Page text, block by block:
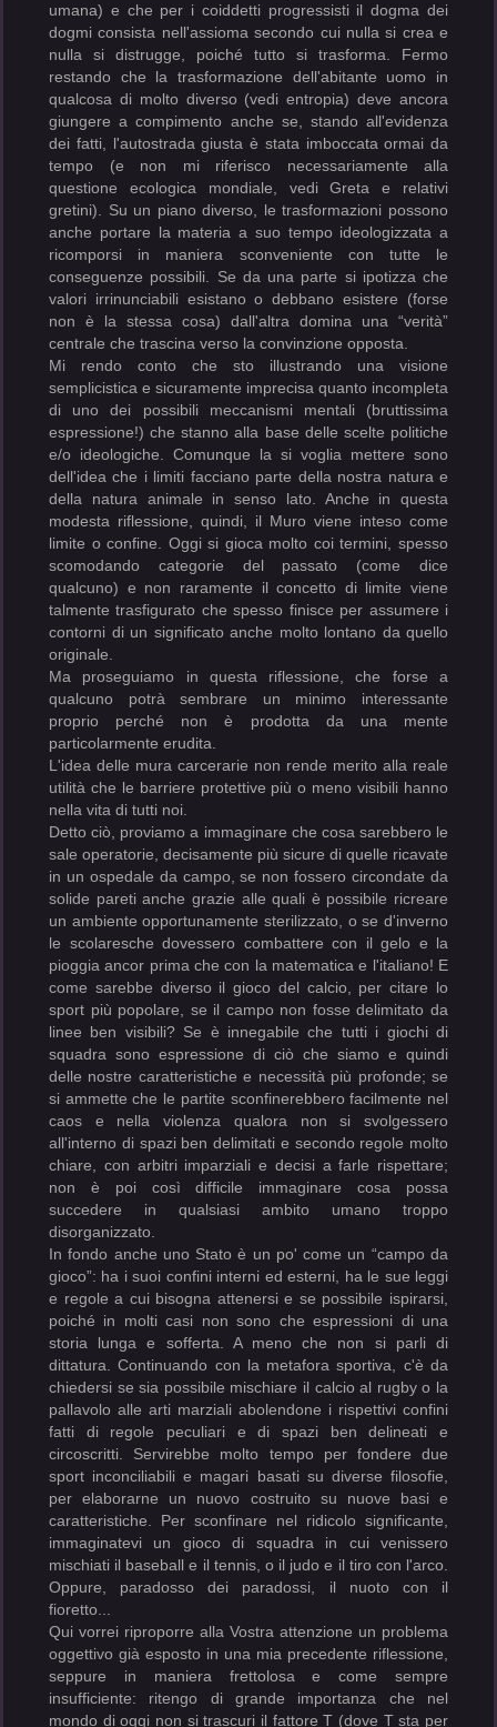
umana) e che per i coiddetti progressisti il dogma dei
dogmi consista nell'assioma secondo cui nulla si crea e
nulla si distrugge, poiché tutto si trasforma. Fermo
restando che la trasformazione dell'abitante uomo in
qualcosa di molto diverso (vedi entropia) deve ancora
giungere a compimento anche se, stando all'evidenza
dei fatti, l'autostrada giusta è stata imboccata ormai da
tempo (e non mi riferisco necessariamente alla
questione ecologica mondiale, vedi Greta e relativi
gretini). Su un piano diverso, le trasformazioni possono
anche portare la materia a suo tempo ideologizzata a
ricomporsi in maniera sconveniente con tutte le
conseguenze possibili. Se da una parte si ipotizza che
valori irrinunciabili esistano o debbano esistere (forse
non è la stessa cosa) dall'altra domina una “verità”
centrale che trascina verso la convinzione opposta.
Mi rendo conto che sto illustrando una visione
semplicistica e sicuramente imprecisa quanto incompleta
di uno dei possibili meccanismi mentali (bruttissima
espressione!) che stanno alla base delle scelte politiche
e/o ideologiche. Comunque la si voglia mettere sono
dell'idea che i limiti facciano parte della nostra natura e
della natura animale in senso lato. Anche in questa
modesta riflessione, quindi, il Muro viene inteso come
limite o confine. Oggi si gioca molto coi termini, spesso
scomodando categorie del passato (come dice
qualcuno) e non raramente il concetto di limite viene
talmente trasfigurato che spesso finisce per assumere i
contorni di un significato anche molto lontano da quello
originale.
Ma proseguiamo in questa riflessione, che forse a
qualcuno potrà sembrare un minimo interessante
proprio perché non è prodotta da una mente
particolarmente erudita.
L'idea delle mura carcerarie non rende merito alla reale
utilità che le barriere protettive più o meno visibili hanno
nella vita di tutti noi.
Detto ciò, proviamo a immaginare che cosa sarebbero le
sale operatorie, decisamente più sicure di quelle ricavate
in un ospedale da campo, se non fossero circondate da
solide pareti anche grazie alle quali è possibile ricreare
un ambiente opportunamente sterilizzato, o se d'inverno
le scolaresche dovessero combattere con il gelo e la
pioggia ancor prima che con la matematica e l'italiano! E
come sarebbe diverso il gioco del calcio, per citare lo
sport più popolare, se il campo non fosse delimitato da
linee ben visibili? Se è innegabile che tutti i giochi di
squadra sono espressione di ciò che siamo e quindi
delle nostre caratteristiche e necessità più profonde; se
si ammette che le partite sconfinerebbero facilmente nel
caos e nella violenza qualora non si svolgessero
all'interno di spazi ben delimitati e secondo regole molto
chiare, con arbitri imparziali e decisi a farle rispettare;
non è poi così difficile immaginare cosa possa
succedere in qualsiasi ambito umano troppo
disorganizzato.
In fondo anche uno Stato è un po' come un “campo da
gioco”: ha i suoi confini interni ed esterni, ha le sue leggi
e regole a cui bisogna attenersi e se possibile ispirarsi,
poiché in molti casi non sono che espressioni di una
storia lunga e sofferta. A meno che non si parli di
dittatura. Continuando con la metafora sportiva, c'è da
chiedersi se sia possibile mischiare il calcio al rugby o la
pallavolo alle arti marziali abolendone i rispettivi confini
fatti di regole peculiari e di spazi ben delineati e
circoscritti. Servirebbe molto tempo per fondere due
sport inconciliabili e magari basati su diverse filosofie,
per elaborarne un nuovo costruito su nuove basi e
caratteristiche. Per sconfinare nel ridicolo significante,
immaginatevi un gioco di squadra in cui venissero
mischiati il baseball e il tennis, o il judo e il tiro con l'arco.
Oppure, paradosso dei paradossi, il nuoto con il
fioretto...
Qui vorrei riproporre alla Vostra attenzione un problema
oggettivo già esposto in una mia precedente riflessione,
seppure in maniera frettolosa e come sempre
insufficiente: ritengo di grande importanza che nel
mondo di oggi non si trascuri il fattore T (dove T sta per